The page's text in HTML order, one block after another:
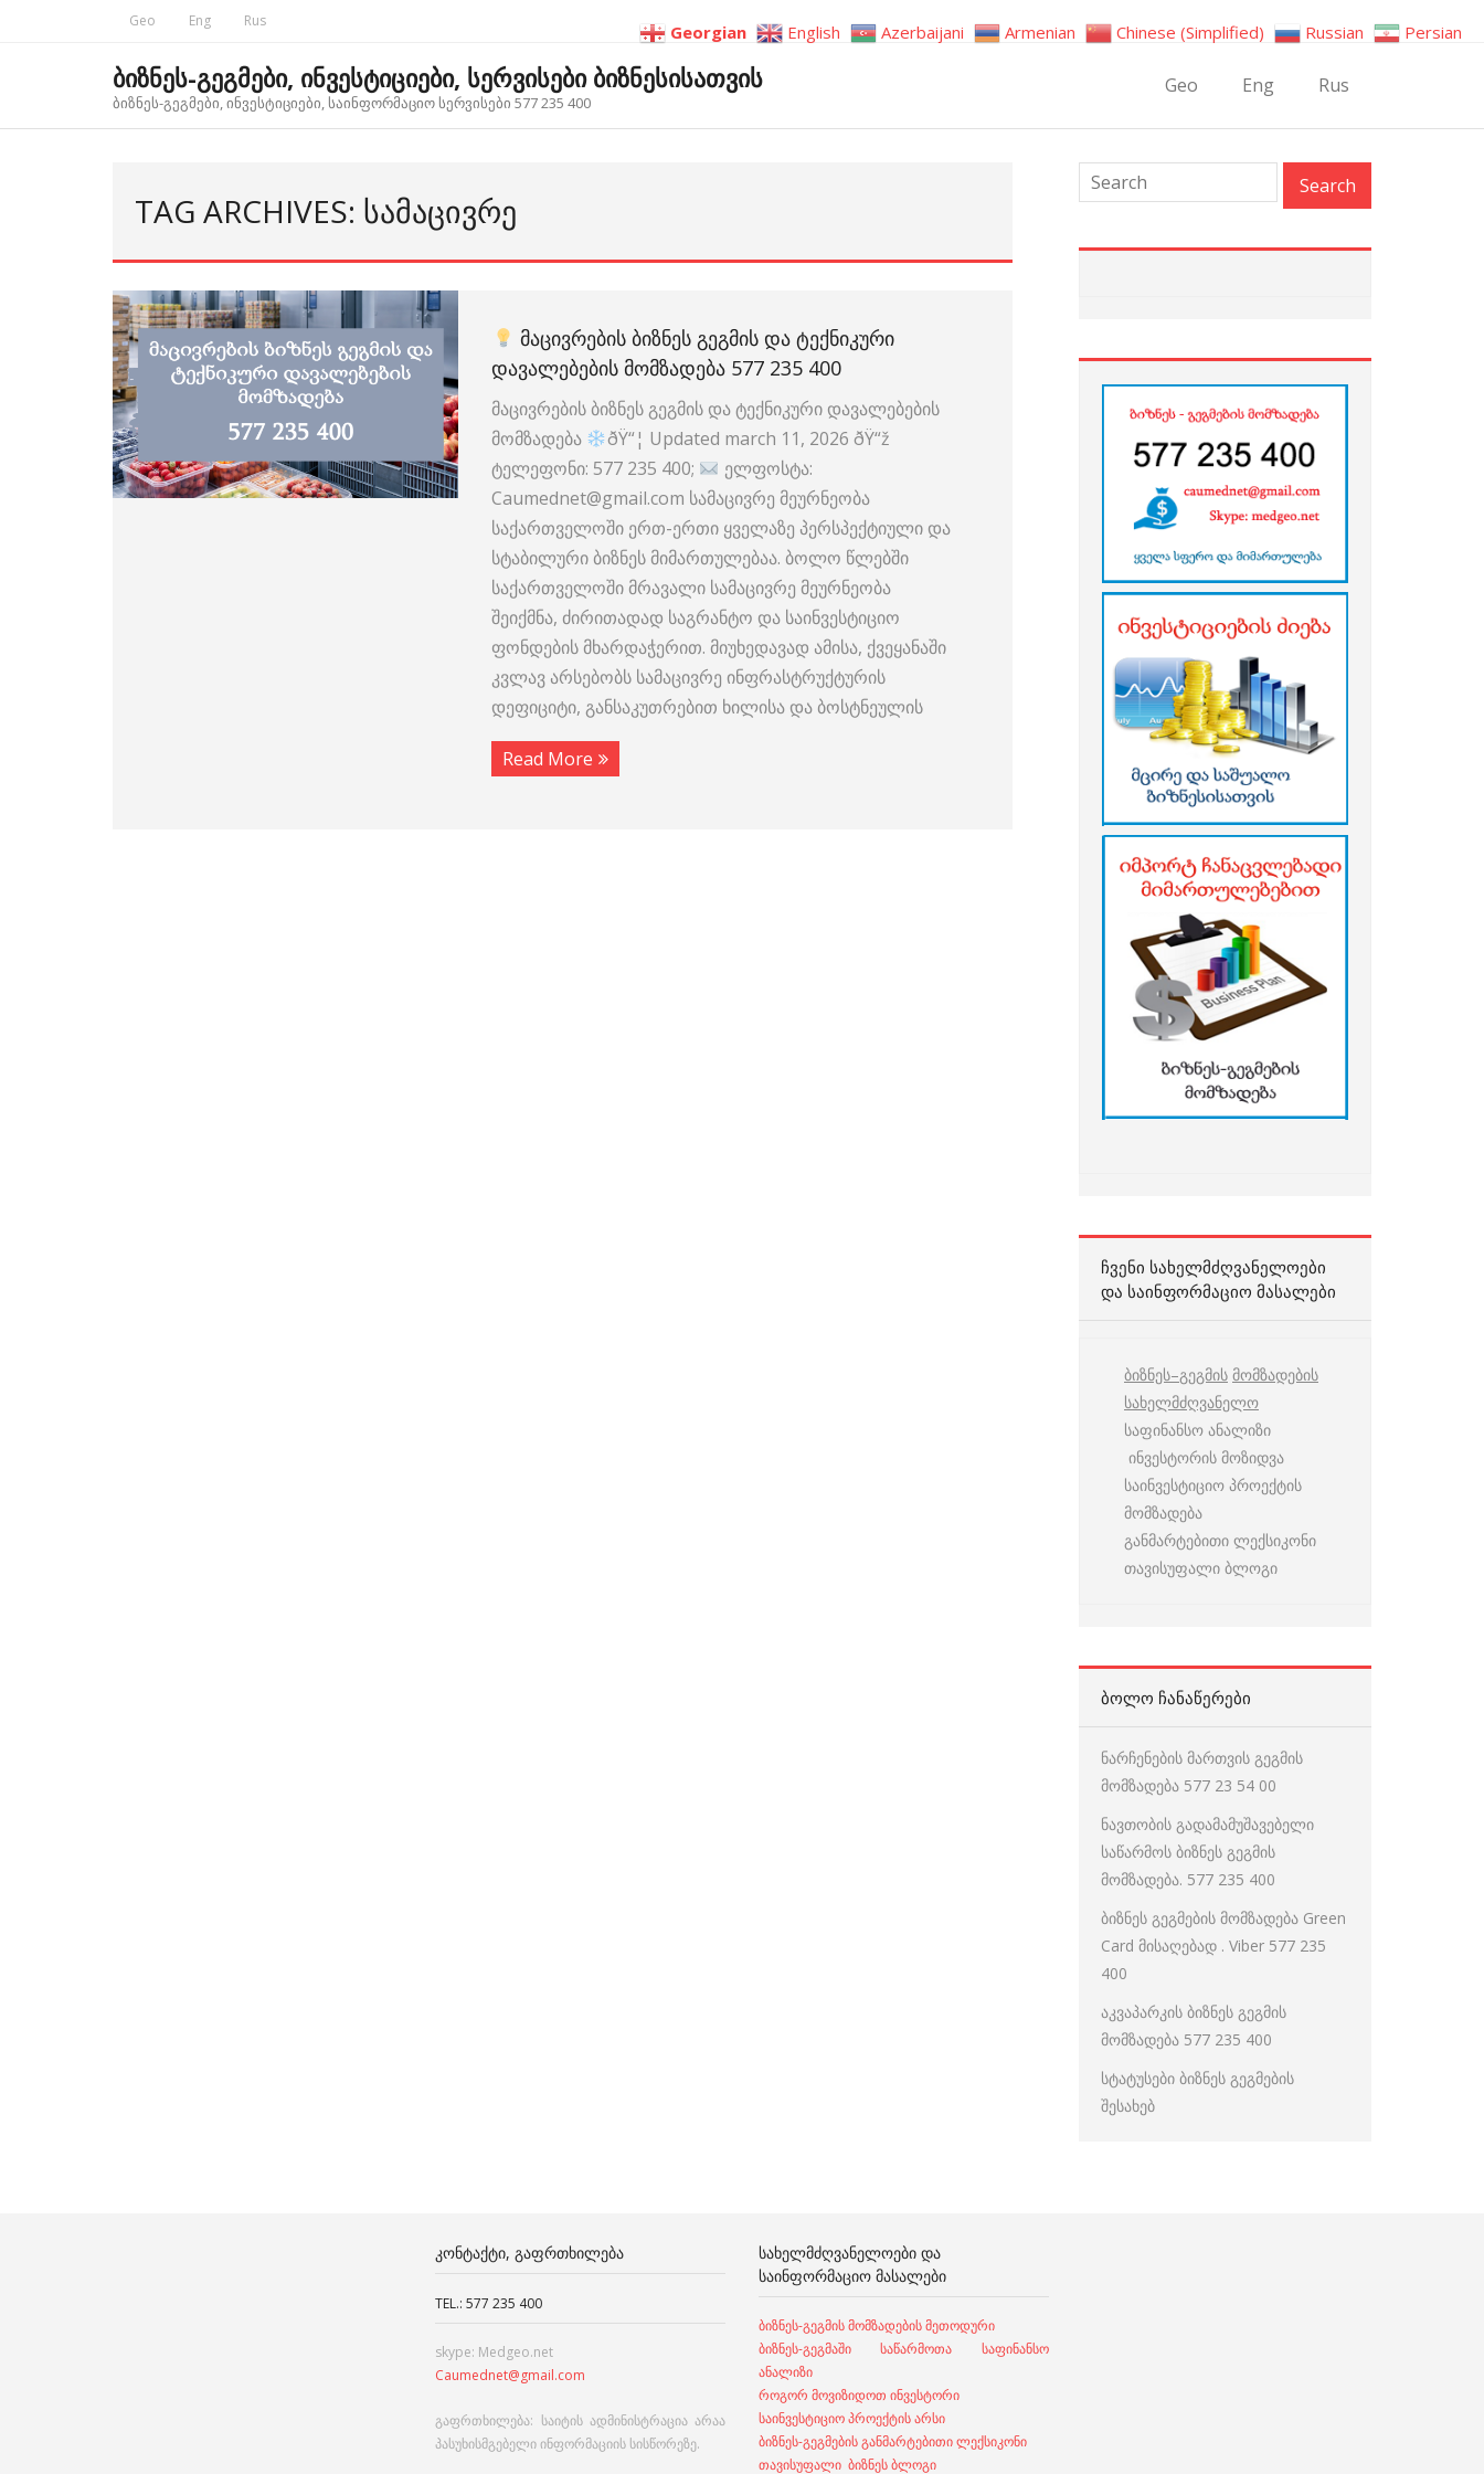
Geo Eng Rus
ბიზნეს-გეგმები, ინვესტიციები, სერვისები ბიზნესისათვის
ბიზნეს-გეგმები, ინვესტიციები, საინფორმაციო სერვისები 577 235 400
Geo Eng Rus
TAG ARCHIVES: ᲡᲐᲛᲐᲪᲘᲕᲠᲔ
ᲛᲐᲪᲘᲕᲠᲔᲑᲘᲡ ᲑᲘᲖᲜᲔᲡ ᲒᲔᲒᲛᲘᲡ ᲓᲐ ᲢᲔᲥᲜᲘᲙᲣᲠᲘ
ᲓᲐᲕᲐᲚᲔᲑᲔᲑᲘᲡ ᲛᲝᲛᲖᲐᲓᲔᲑᲐ 577 235 400
მაცივრების ბიზნეს გეგმის და ტექნიკური დავალებების
მომზადება
ðŸ“¦ Updated march 11, 2026 ðŸ“ž
ტელეფონი: 577 235 400;
ელფოსტა:
Caumednet@gmail.com სამაცივრე მეურნეობა
საქართველოში ერთ-ერთი ყველაზე პერსპექტიული და
სტაბილური ბიზნეს მიმართულებაა. ბოლო წლებში
საქართველოში მრავალი სამაცივრე მეურნეობა
შეიქმნა, ძირითადად საგრანტო და საინვესტიციო
ფონდების მხარდაჭერით. მიუხედავად ამისა, ქვეყანაში
კვლავ არსებობს სამაცივრე ინფრასტრუქტურის
დეფიციტი, განსაკუთრებით ხილისა და ბოსტნეულის
Read More
ᲩᲕᲔᲜᲘ ᲡᲐᲮᲔᲚᲛᲫᲦᲕᲐᲜᲔᲚᲝᲔᲑᲘ
ᲓᲐ ᲡᲐᲘᲜᲤᲝᲠᲛᲐᲪᲘᲝ ᲛᲐᲡᲐᲚᲔᲑᲘ
ბიზნეს–გეგმის მომზადების
სახელმძღვანელო
საფინანსო ანალიზი
ინვესტორის მოზიდვა
საინვესტიციო პროექტის
მომზადება
განმარტებითი ლექსიკონი
თავისუფალი ბლოგი
ᲑᲝᲚᲝ ᲩᲐᲜᲐᲬᲔᲠᲔᲑᲘ
ნარჩენების მართვის გეგმის
მომზადება 577 23 54 00
ნავთობის გადამამუშავებელი
საწარმოს ბიზნეს გეგმის
მომზადება. 577 235 400
ბიზნეს გეგმების მომზადება Green
Card მისაღებად . Viber 577 235
400
აკვაპარკის ბიზნეს გეგმის
მომზადება 577 235 400
სტატუსები ბიზნეს გეგმების
შესახებ
ᲙᲝᲜᲢᲐᲥᲢᲘ, ᲒᲐᲤᲠᲗᲮᲘᲚᲔᲑᲐ
TEL.: 577 235 400
skype: Medgeo.net
Caumednet@gmail.com
გაფრთხილება: საიტის ადმინისტრაცია არაა
პასუხისმგებელი ინფორმაციის სისწორეზე.
ᲡᲐᲮᲔᲚᲛᲫᲦᲕᲐᲜᲔᲚᲝᲔᲑᲘ ᲓᲐ
ᲡᲐᲘᲜᲤᲝᲠᲛᲐᲪᲘᲝ ᲛᲐᲡᲐᲚᲔᲑᲘ
ბიზნეს-გეგმის მომზადების მეთოდური
ბიზნეს-გეგმაში საწარმოთა საფინანსო
ანალიზი
როგორ მოვიზიდოთ ინვესტორი
საინვესტიციო პროექტის არსი
ბიზნეს-გეგმების განმარტებითი ლექსიკონი
თავისუფალი ბიზნეს ბლოგი
Georgian English Azerbaijani Armenian Chinese (Simplified) Russian Persian